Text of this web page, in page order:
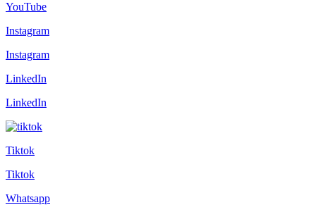
YouTube
Instagram
Instagram
LinkedIn
LinkedIn
Tiktok
Tiktok
Whatsapp